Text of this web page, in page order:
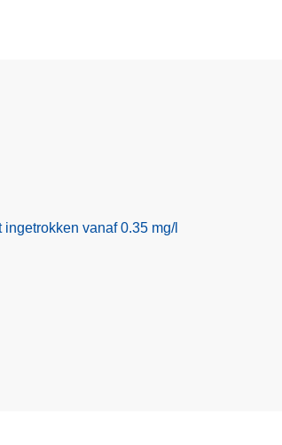
vanaf 0.35 mg/l